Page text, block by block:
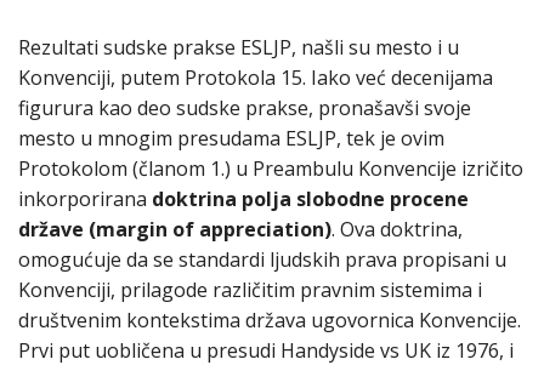
Rezultati sudske prakse ESLJP, našli su mesto i u
Konvenciji, putem Protokola 15. Iako već decenijama
figurura kao deo sudske prakse, pronašavši svoje
mesto u mnogim presudama ESLJP, tek je ovim
Protokolom (članom 1.) u Preambulu Konvencije izričito
inkorporirana doktrina polja slobodne procene
države (margin of appreciation). Ova doktrina,
omogućuje da se standardi ljudskih prava propisani u
Konvenciji, prilagode različitim pravnim sistemima i
društvenim kontekstima država ugovornica Konvencije.
Prvi put uobličena u presudi Handyside vs UK iz 1976, i